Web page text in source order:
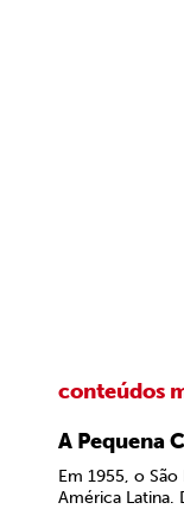
conteúdos
A Pequena
Em 1955, o
América Latina.